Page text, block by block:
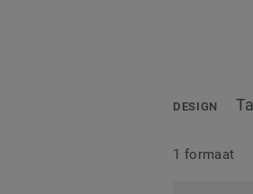
DESIGN
1 formaat